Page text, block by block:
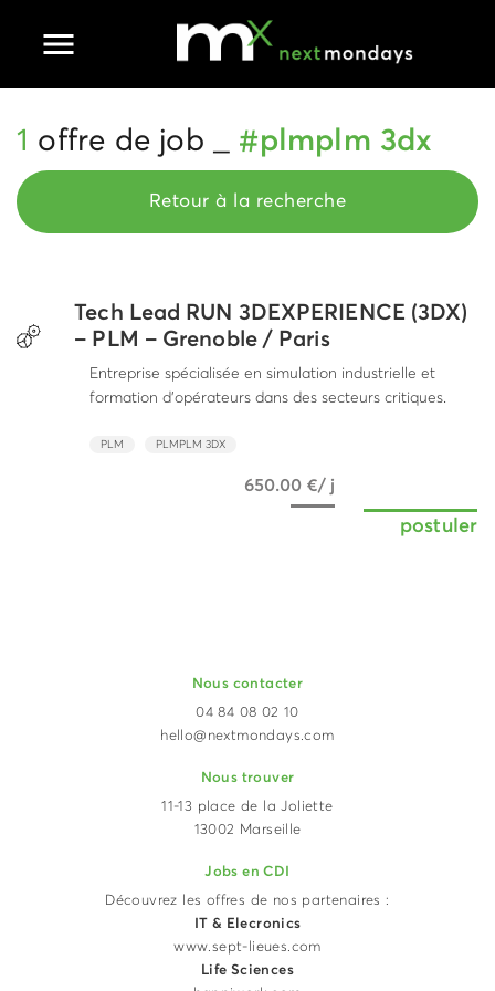
Ouvrir le menu principal
1 offre de job _ #plmplm 3dx
Retour à la recherche
Tech Lead RUN 3DEXPERIENCE (3DX)
– PLM – Grenoble / Paris
Entreprise spécialisée en simulation industrielle et
formation d’opérateurs dans des secteurs critiques.
PLM PLMPLM 3DX
650.00 €/ j
postuler
Nous contacter
04 84 08 02 10
hello@nextmondays.com
Nous trouver
11-13 place de la Joliette
13002 Marseille
Jobs en CDI
Découvrez les offres de nos partenaires :
IT & Elecronics
www.sept-lieues.com
Life Sciences